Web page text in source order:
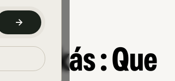
Puskás : Que